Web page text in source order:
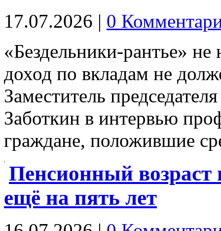
17.07.2026 | 0
«Бездельники-рантье»
доход по вкладам не
Заместитель
Заботкин в интервью
граждане, положившие
Пенсионный возраст
ещё на пять лет